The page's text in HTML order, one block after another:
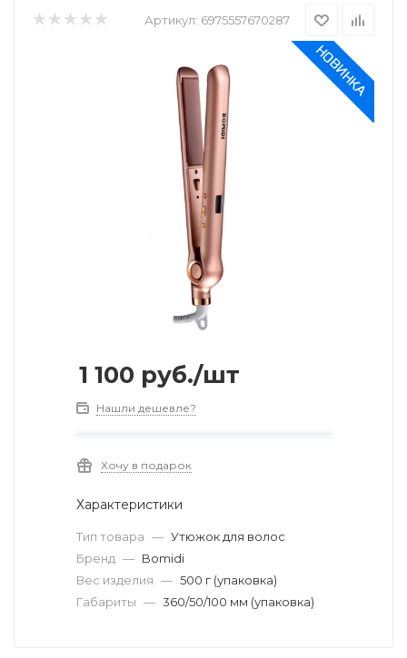
Артикул: 6975557670287
1 100 руб./шт
Нашли дешевле?
Хочу в подарок
Характеристики
Тип товара — Утюжок для волос
Бренд — Bomidi
Вес изделия — 500 г (упаковка)
Габариты — 360/50/100 мм (упаковка)